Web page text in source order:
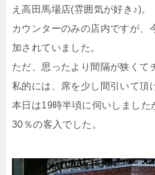
え高田馬場店(雰囲気が好き♪)。
カウンターのみの店内ですが、
加されていました。
ただ、思ったより間隔が狭くて
私的には、席を少し間引いて頂
本日は19時半頃に伺いしました
30％の客入でした。